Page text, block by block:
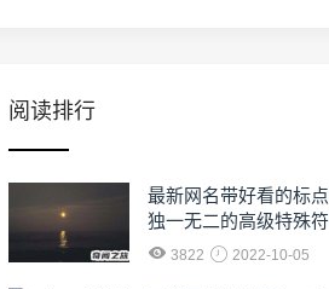
阅读排行
最新网名带好看的标点
独一无二的高级特殊
3822 2022-10-05